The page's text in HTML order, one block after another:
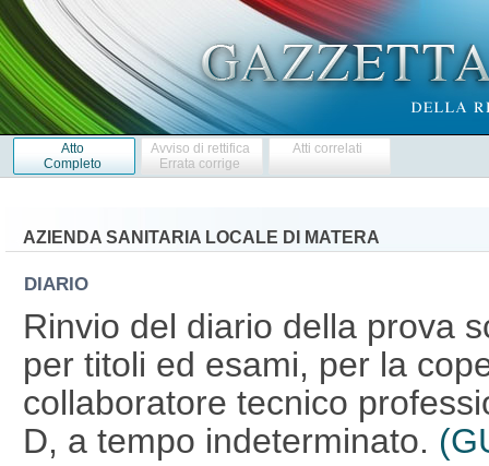
Atto
Completo
Avviso di rettifica
Errata corrige
Atti correlati
AZIENDA SANITARIA LOCALE DI MATERA
DIARIO
Rinvio del diario della prova
per titoli ed esami, per la
collaboratore tecnico
D, a tempo indeterminato.